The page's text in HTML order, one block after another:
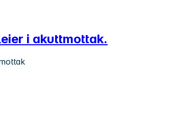
i akuttmottak.